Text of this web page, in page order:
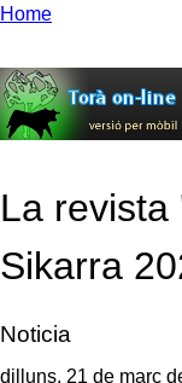
Home
La revista
Sikarra
Noticia
dilluns, 21 de març